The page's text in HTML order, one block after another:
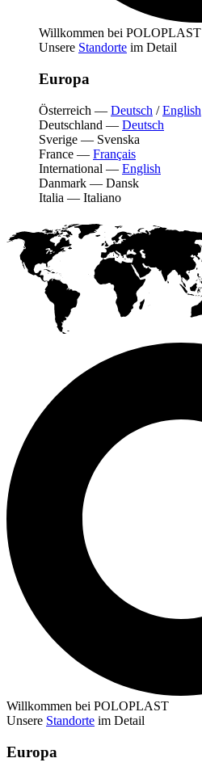
Willkommen bei POLOPLAST
Unsere Standorte im Detail
Europa
Österreich — Deutsch /English
Deutschland — Deutsch
Sverige — Svenska
France — Français
International — English
Danmark — Dansk
Italia — Italiano
Willkommen bei POLOPLAST
Unsere Standorte im Detail
Europa